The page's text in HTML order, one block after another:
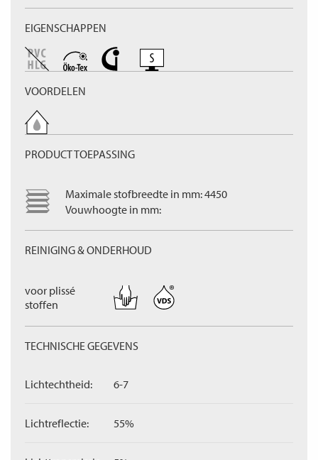
EIGENSCHAPPEN
VOORDELEN
PRODUCT TOEPASSING
Maximale stofbreedte in mm: 4450
Vouwhoogte in mm:
REINIGING & ONDERHOUD
voor plissé
stoffen
TECHNISCHE GEGEVENS
Lichtechtheid: 6-7
Lichtreflectie: 55%